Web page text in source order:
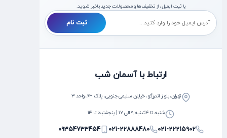
با ثبت ایمیل، از تخفیف‌ها و محصولات جدید با‌خبر شوید.
ثبت نام
ارتباط با آسمان شب
تهران، بلوار اندرزگو، خیابان سلیمی جنوبی، پلاک ۶۳، واحد ۳
شنبه تا ۴شنبه: ۹ الی ۱۷ | پنجشنبه: تا ۱۴
۰۲۱-۲۲۲۱۵۹۰۲ ۰۲۱-۲۲۸۸۸۴۸۰ ۰۹۳۵۴۷۳۳۴۵۴